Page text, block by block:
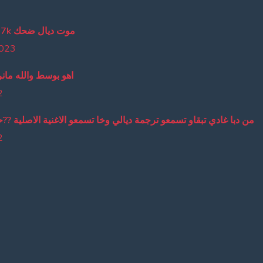
lmout dyal da7k موت ديال ضحك
اهو بوسط والله
من دبا غادي تبقاو تسمعو ترجمة ديالي وخا تسمعو الاغنية الاصلية